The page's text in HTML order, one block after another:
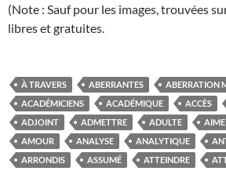
(Note : Sauf pour les images, trouvées
libres et gratuites.
À TRAVERS ABERRANTES
ABERRATION
ACADÉMICIENS
ACADÉMIQUE ACCÈS
ADJOINT
ADMETTRE ADULTE AIME
AMOUR
ANALYSE ANALYTIQUE
ARRONDIS
ASSUMÉ ATTEINDRE